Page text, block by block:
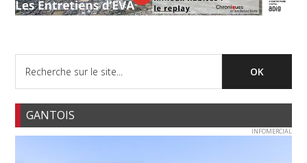
GANTOIS
INFOMERCIAL